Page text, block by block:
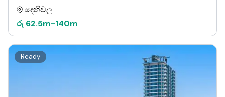
දෙහිවල
රු 62.5m-140m
Ready